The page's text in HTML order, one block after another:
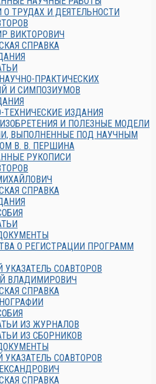
ТРУДАХ И ДЕЯТЕЛЬНОСТИ
ВИКТОРОВИЧ
СПРАВКА
ПРАКТИЧЕСКИХ
И СИМПОЗИУМОВ
ТЕХНИЧЕСКИЕ ИЗДАНИЯ
И ПОЛЕЗНЫЕ МОДЕЛИ
ВЫПОЛНЕННЫЕ ПОД НАУЧНЫМ
В. В. ПЕРШИНА
РУКОПИСИ
СПРАВКА
О РЕГИСТРАЦИИ ПРОГРАММ
СОАВТОРОВ
ВЛАДИМИРОВИЧ
СПРАВКА
ИЗ ЖУРНАЛОВ
ИЗ СБОРНИКОВ
СОАВТОРОВ
СПРАВКА